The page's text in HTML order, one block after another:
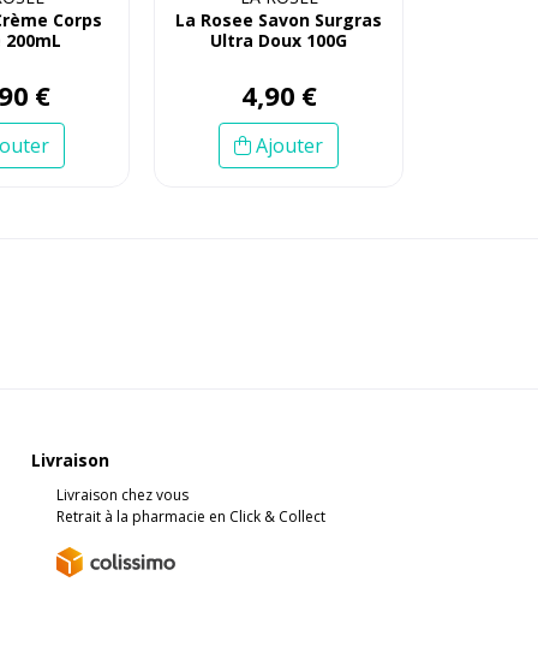
Corps
90 €
La Rosee Savon Surgras
Ultra Doux 100G
4,90 €
Ajouter
Livraison
Livraison chez vous
Retrait à la pharmacie en Click & Collect